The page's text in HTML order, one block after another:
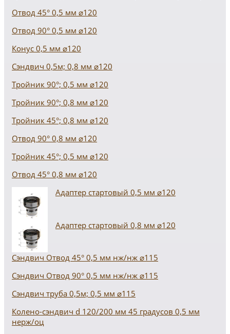
Отвод 45° 0,5 мм ⌀120
Отвод 90° 0,5 мм ⌀120
Конус 0,5 мм ⌀120
Сэндвич 0,5м; 0,8 мм ⌀120
Тройник 90°; 0,5 мм ⌀120
Тройник 90°; 0,8 мм ⌀120
Тройник 45°; 0,8 мм ⌀120
Отвод 90° 0,8 мм ⌀120
Тройник 45°; 0,5 мм ⌀120
Отвод 45° 0,8 мм ⌀120
Адаптер стартовый 0,5 мм ⌀120
Адаптер стартовый 0,8 мм ⌀120
Сэндвич Отвод 45° 0,5 мм нж/нж ⌀115
Сэндвич Отвод 90° 0,5 мм нж/нж ⌀115
Сэндвич труба 0,5м; 0,5 мм ⌀115
Колено-сэндвич d 120/200 мм 45 градусов 0,5 мм
нерж/оц